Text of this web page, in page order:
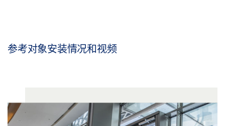
参考对象安装情况和视频